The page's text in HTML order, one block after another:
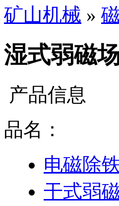
矿山机械 »
湿式弱磁
产品信息
品名：
电磁除
干式弱